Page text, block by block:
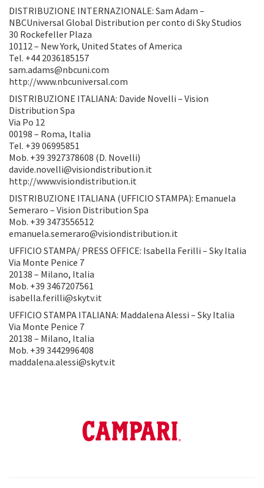
DISTRIBUZIONE INTERNAZIONALE: Sam Adam –
NBCUniversal Global Distribution per conto di Sky Studios
30 Rockefeller Plaza
10112 – New York, United States of America
Tel. +44 2036185157
sam.adams@nbcuni.com
http://www.nbcuniversal.com
DISTRIBUZIONE ITALIANA: Davide Novelli – Vision
Distribution Spa
Via Po 12
00198 – Roma, Italia
Tel. +39 06995851
Mob. +39 3927378608 (D. Novelli)
davide.novelli@visiondistribution.it
http://www.visiondistribution.it
DISTRIBUZIONE ITALIANA (UFFICIO STAMPA): Emanuela
Semeraro – Vision Distribution Spa
Mob. +39 3473556512
emanuela.semeraro@visiondistribution.it
UFFICIO STAMPA/ PRESS OFFICE: Isabella Ferilli – Sky Italia
Via Monte Penice 7
20138 – Milano, Italia
Mob. +39 3467207561
isabella.ferilli@skytv.it
UFFICIO STAMPA ITALIANA: Maddalena Alessi – Sky Italia
Via Monte Penice 7
20138 – Milano, Italia
Mob. +39 3442996408
maddalena.alessi@skytv.it